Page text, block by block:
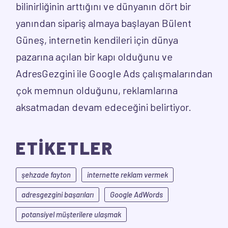
bilinirliğinin arttığını ve dünyanın dört bir
yanından sipariş almaya başlayan Bülent
Güneş, internetin kendileri için dünya
pazarına açılan bir kapı olduğunu ve
AdresGezgini ile Google Ads çalışmalarından
çok memnun olduğunu, reklamlarına
aksatmadan devam edeceğini belirtiyor.
ETİKETLER
şehzade fayton internette reklam vermek
adresgezgini başarıları Google AdWords
potansiyel müşterilere ulaşmak